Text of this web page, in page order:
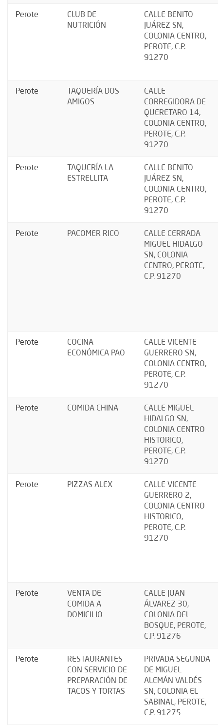
Perote
CLUB DE
NUTRICIÓN
CALLE BENITO
JUÁREZ SN,
COLONIA CENTRO,
PEROTE, C.P.
91270
Perote
TAQUERÍA DOS
AMIGOS
CALLE
CORREGIDORA DE
QUERETARO 14,
COLONIA CENTRO,
PEROTE, C.P.
91270
Perote
TAQUERÍA LA
ESTRELLITA
CALLE BENITO
JUÁREZ SN,
COLONIA CENTRO,
PEROTE, C.P.
91270
Perote PACOMER RICO
CALLE CERRADA
MIGUEL HIDALGO
SN, COLONIA
CENTRO, PEROTE,
C.P. 91270
Perote
COCINA
ECONÓMICA PAO
CALLE VICENTE
GUERRERO SN,
COLONIA CENTRO,
PEROTE, C.P.
91270
Perote COMIDA CHINA
CALLE MIGUEL
HIDALGO SN,
COLONIA CENTRO
HISTORICO,
PEROTE, C.P.
91270
Perote PIZZAS ALEX
CALLE VICENTE
GUERRERO 2,
COLONIA CENTRO
HISTORICO,
PEROTE, C.P.
91270
Perote
VENTA DE
COMIDA A
DOMICILIO
CALLE JUAN
ÁLVAREZ 30,
COLONIA DEL
BOSQUE, PEROTE,
C.P. 91276
Perote
RESTAURANTES
CON SERVICIO DE
PREPARACIÓN DE
TACOS Y TORTAS
PRIVADA SEGUNDA
DE MIGUEL
ALEMÁN VALDÉS
SN, COLONIA EL
SABINAL, PEROTE,
C.P. 91275